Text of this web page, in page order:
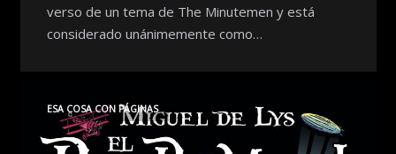
verso de un tema de The Minutemen y está
considerado unánimemente como…
ESA COSA CON PÁGINAS